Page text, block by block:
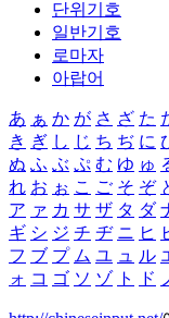
단위기호
일반기호
로마자
아랍어
あ ぁ か が さ ざ た
き ぎ し じ ち ぢ に
ぬ ふ ぶ ぷ む ゆ ゅ
れ お ぉ こ ご そ ぞ
ア ァ カ サ ザ タ ダ
ギ シ ジ チ ヂ ニ ヒ
フ ブ プ ム ユ ュ ル
ォ コ ゴ ソ ゾ ト ド